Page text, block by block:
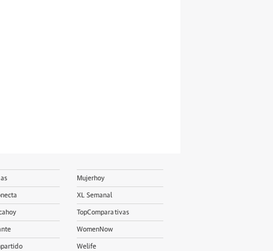
Mujerhoy
XL Semanal
TopComparativas
WomenNow
Welife